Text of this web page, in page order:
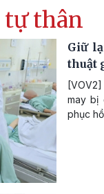
tự thân
Giữ
thuật
may bị
phục